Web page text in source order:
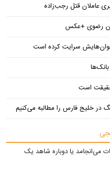
عاملان قتل رجب‌زاده
رضوی +عکس
سرایت کرده است
است
خلیج فارس را مطالبه‌ می‌کنیم
می‌انجامد یا دوباره شاهد یک